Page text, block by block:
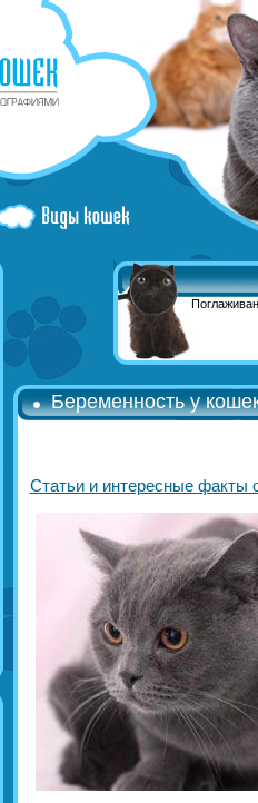
Беременность у
Статьи и интересные факты